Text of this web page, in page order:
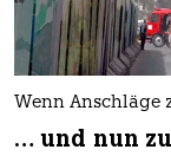
Wenn Anschläge
… und nun